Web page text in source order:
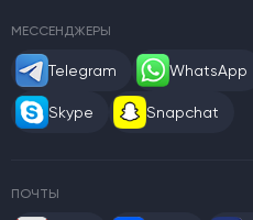
МЕССЕНДЖЕРЫ
Telegram WhatsApp
Skype Snapchat
ПОЧТЫ